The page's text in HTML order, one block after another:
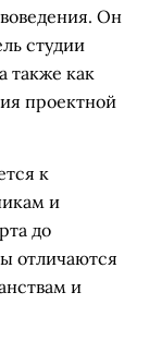
Он
студии
также как
проектной
к
и
до
отличаются
и